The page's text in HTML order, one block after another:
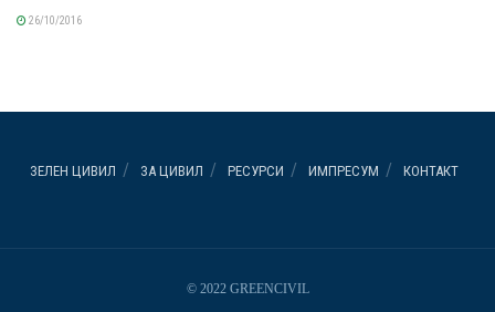
26/10/2016
ЗЕЛЕН ЦИВИЛ ЗА ЦИВИЛ РЕСУРСИ ИМПРЕСУМ КОНТАКТ
© 2022 GREENCIVIL